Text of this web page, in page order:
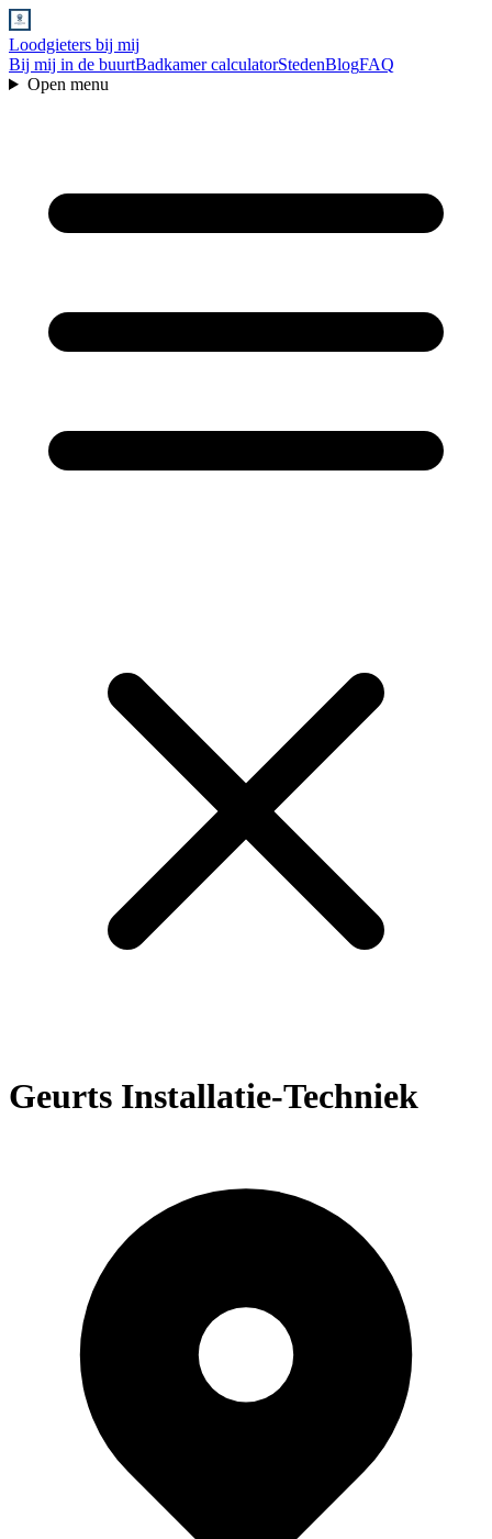
Loodgieters bij mij
Bij mij in de buurtBadkamer calculatorStedenBlogFAQ
Open menu
Geurts Installatie-Techniek